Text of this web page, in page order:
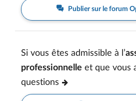
Publier sur le forum
Si vous êtes admissible à l’
professionnelle et que vous
questions